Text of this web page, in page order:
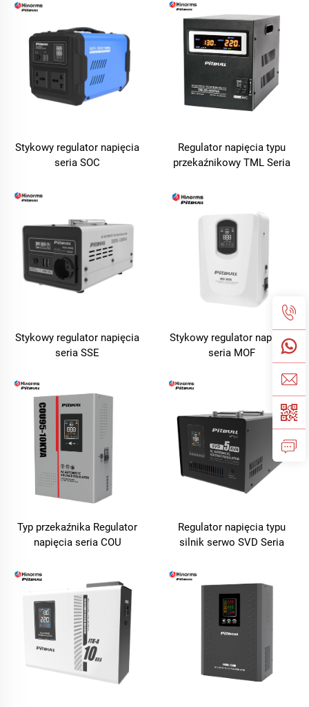
Stykowy regulator napięcia
seria SOC
Regulator napięcia typu
przekaźnikowy TML Seria
Stykowy regulator napięcia
seria SSE
Stykowy regulator napięcia
seria MOF
Typ przekaźnika Regulator
napięcia seria COU
Regulator napięcia typu
silnik serwo SVD Seria